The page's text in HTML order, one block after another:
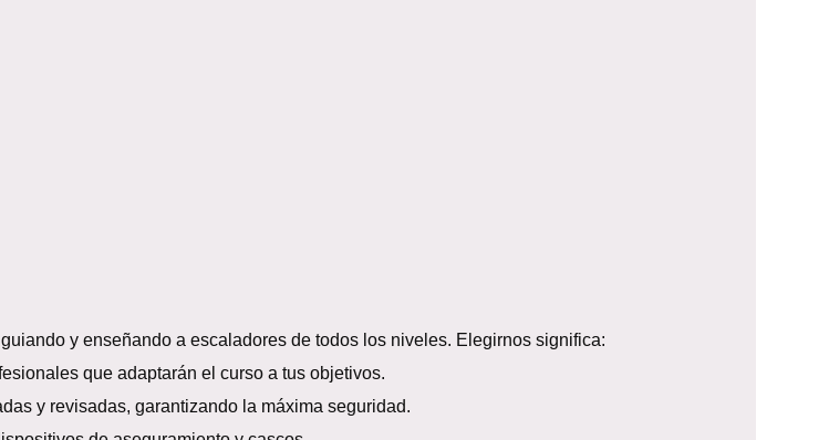
y enseñando a escaladores de todos los niveles. Elegirnos significa:
que adaptarán el curso a tus objetivos.
y revisadas, garantizando la máxima seguridad.